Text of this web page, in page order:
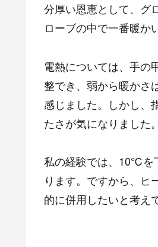
分厚い恩恵として、グ
ローブの中で一番暖か
電熱については、手の
整でき、弱から暖かさ
感じました。しかし、
たさが気になりました。
私の経験では、10℃を
ります。ですから、ヒ
的に併用したいと考え